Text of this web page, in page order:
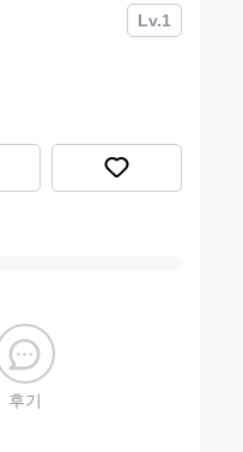
Lv.1
후기